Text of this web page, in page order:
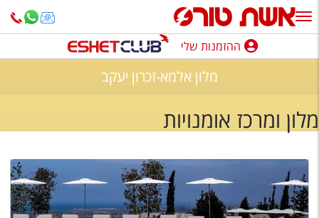
ההזמנות שלי
חופשה לפי סגנון
טיולים מאורגנים
סגנונות טיול
ההזמנות שלי
מלון אלמא-זכרון יעקב
מלון ומרכז אומנויות